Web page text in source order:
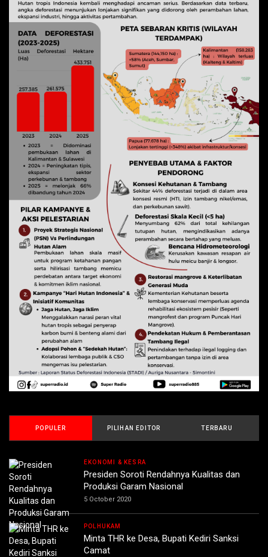
POPULER PILIHAN EDITOR TERBARU
EKONOMI & KESRA
Presiden Soroti Rendahnya Kualitas dan
Produksi Garam Nasional
5 October 2020
POLHUKAM
Minta THR ke Desa, Bupati Kediri Sanksi
Camat